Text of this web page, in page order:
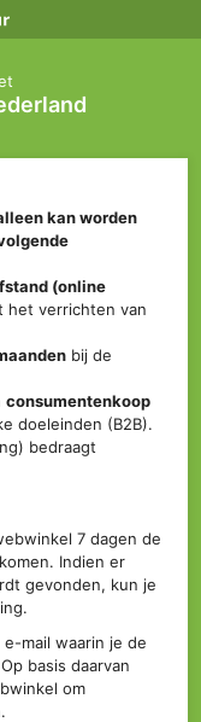
kan worden
(online
het verrichten van
bij de
consumentenkoop
doeleinden (B2B).
bedraagt
7 dagen de
Indien er
gevonden, kun je
mail waarin je de
basis daarvan
om